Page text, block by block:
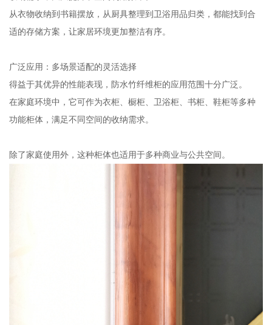
从衣物收纳到书籍摆放，从厨具整理到卫浴用品归类，都能找到合
适的存储方案，让家居环境更加整洁有序。
广泛应用：多场景适配的灵活选择
得益于其优异的性能表现，防水竹纤维柜的应用范围十分广泛。
在家庭环境中，它可作为衣柜、橱柜、卫浴柜、书柜、鞋柜等多种
功能柜体，满足不同空间的收纳需求。
除了家庭使用外，这种柜体也适用于多种商业与公共空间。